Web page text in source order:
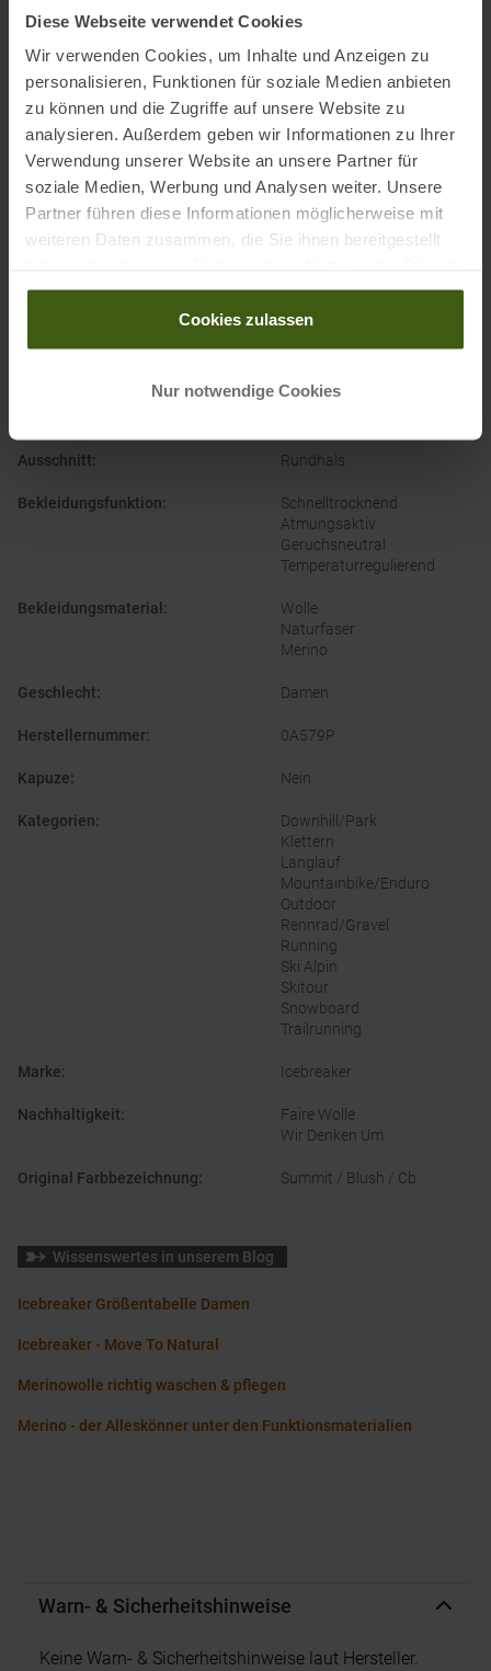
Diese Webseite verwendet Cookies
Wir verwenden Cookies, um Inhalte und Anzeigen zu
personalisieren, Funktionen für soziale Medien anbieten
zu können und die Zugriffe auf unsere Website zu
analysieren. Außerdem geben wir Informationen zu Ihrer
Verwendung unserer Website an unsere Partner für
soziale Medien, Werbung und Analysen weiter. Unsere
Partner führen diese Informationen möglicherweise mit
weiteren Daten zusammen, die Sie ihnen bereitgestellt
gesammelt haben.
Cookies zulassen
Nur notwendige Cookies
Deutschland
Elektronische Adresse des
Einführers:corporate_communications@vfc.com
Ausgezeichnet mit
PRODUKTEIGENSCHAFTEN:
Ausschnitt: Rundhals
Bekleidungsfunktion:
Schnelltrocknend
Atmungsaktiv
Geruchsneutral
Temperaturregulierend
Bekleidungsmaterial :
Wolle
Naturfaser
Merino
Geschlecht: Damen
Herstellernummer: 0A579P
Kapuze: Nein
Kategorien:
Downhill/Park
Klettern
Langlauf
Mountainbike/Enduro
Outdoor
Rennrad/Gravel
Running
Ski Alpin
Skitour
Snowboard
Trailrunning
Marke: Icebreaker
Nachhaltigkeit:
Faire Wolle
Wir Denken Um
Original Farbbezeichnung: Summit / Blush / Cb
Wissenswertes in unserem Blog
Icebreaker Größentabelle Damen
Icebreaker - Move To Natural
Merinowolle richtig waschen & pflegen
Merino - der Alleskönner unter den Funktionsmaterialien
Warn- & Sicherheitshinweise
Keine Warn- & Sicherheitshinweise laut Hersteller.